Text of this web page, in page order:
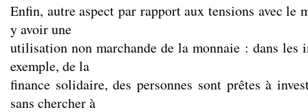
Enfin, autre aspect par rapport aux tensions avec le
y avoir une
utilisation non marchande de la monnaie : dans les
exemple, de la
finance solidaire, des personnes sont prêtes à
sans chercher à